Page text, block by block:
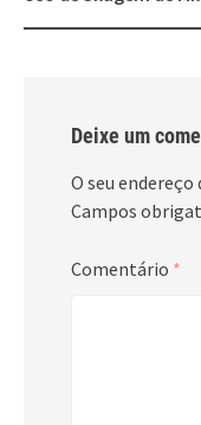
Deixe um
O seu
Campos
Comentário *